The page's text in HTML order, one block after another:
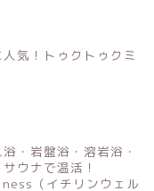
気！トゥクトゥクミ
・岩盤浴・溶岩浴・
ウナで温活！
（イチリンウェル